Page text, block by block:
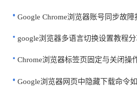
Google Chrome浏览器账号同步故障
google浏览器多语言切换设置教程
Chrome浏览器标签页固定与关闭操
Google浏览器网页中隐藏下载命令